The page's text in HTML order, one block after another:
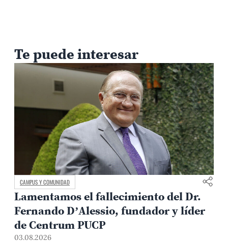
Te puede interesar
del Dr.
y líder
Arqueología contra El Niño:
metodología PUCP permite
riesgos en sitios arqueológicos